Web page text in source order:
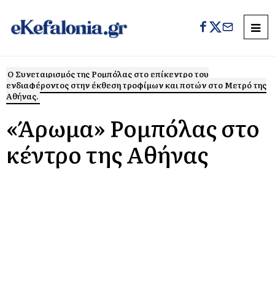
Ο Συνεταιρισμός της Ρομπόλας στο επίκεντρο του
ενδιαφέροντος στην έκθεση τροφίμων και ποτών στο Μετρό της
Αθήνας.
«Άρωμα» Ρομπόλας στο
κέντρο της Αθήνας